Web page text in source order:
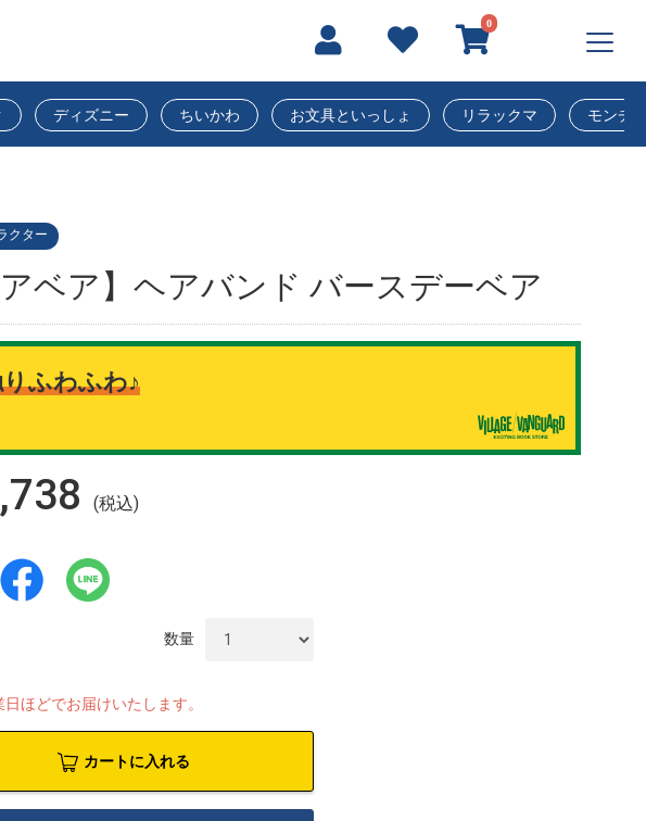
0
ディズニー ちいかわ お文具といっしょ リラックマ モンチ
クター
アベア】ヘアバンド バースデーベア
ふわふわ♪
(税込)
数量
ほどでお届けいたします。
カートに入れる